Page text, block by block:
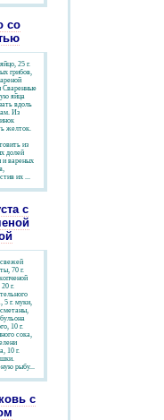
со
25 г.
грибов,
Сваренные
яйца
вдоль
Из
желток.
из
долей
и вареных
их ...
с
свежей
70 г.
г.
5 г. муки,
сметаны,
10 г.
сока,
10 г.
рыбу...
с